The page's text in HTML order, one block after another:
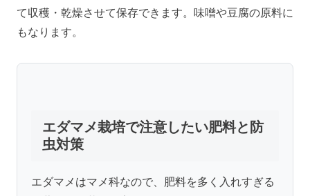
て収穫・乾燥させて保存できます。味噌や豆腐の原料に
もなります。
エダマメ栽培で注意したい肥料と防
虫対策
エダマメはマメ科なので、肥料を多く入れすぎる